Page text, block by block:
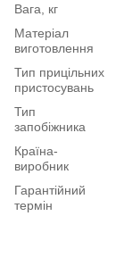
Вага, кг
Матеріал
виготовлення
Тип прицільних
пристосувань
Тип
запобіжника
Країна-
виробник
Гарантійний
термін